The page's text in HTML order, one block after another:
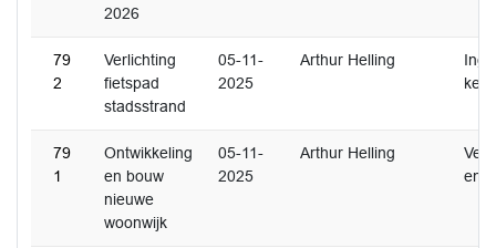
2026
79
2
Verlichting
fietspad
stadsstrand
05-11-
2025
Arthur Helling
ken
79
1
Ontwikkeling
en bouw
nieuwe
woonwijk
05-11-
2025
Arthur Helling
en